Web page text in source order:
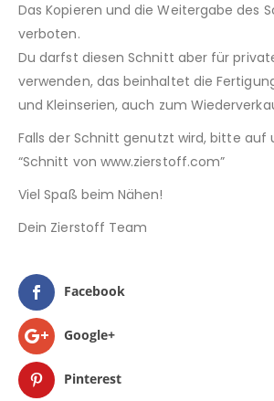
Das Kopieren und die Weitergabe des
verboten.
Du darfst diesen Schnitt aber für
verwenden, das beinhaltet die
und Kleinserien, auch zum
Falls der Schnitt genutzt wird, bitte auf
“Schnitt von www.zierstoff.com”
Viel Spaß beim Nähen!
Dein Zierstoff Team
Facebook
Google+
Pinterest